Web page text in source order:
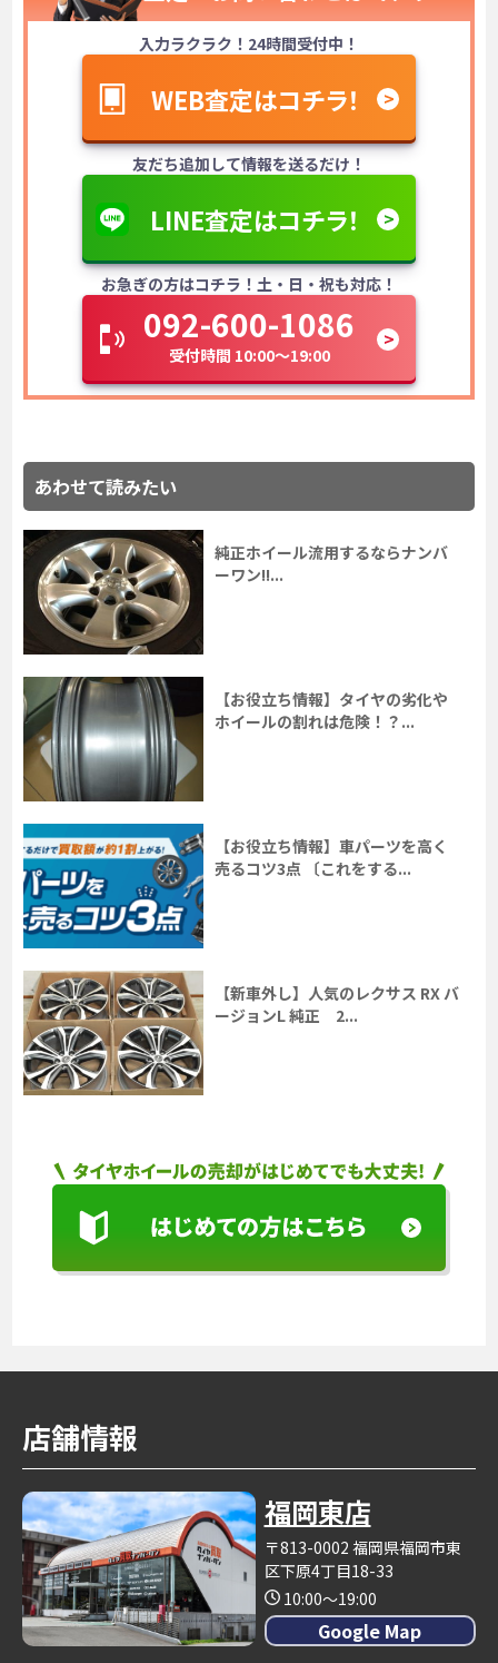
入力ラクラク！24時間受付中！
WEB査定はコチラ！
友だち追加して情報を送るだけ！
LINE査定はコチラ！
お急ぎの方はコチラ！土・日・祝も対応！
092-600-1086
受付時間 10:00～19:00
あわせて読みたい
純正ホイール流用するならナンバ
ーワン!!...
【お役立ち情報】タイヤの劣化や
ホイールの割れは危険！？...
【お役立ち情報】車パーツを高く
売るコツ3点 〔これをする...
【新車外し】人気のレクサス RX バ
ージョンL 純正 2...
店舗情報
福岡東店
〒813-0002 福岡県福岡市東
区下原4丁目18-33
10:00～19:00
Google Map